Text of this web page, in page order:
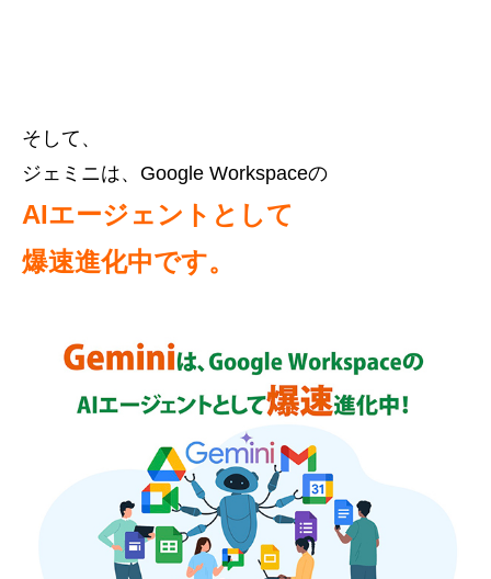
そして、
ジェミニは、Google Workspaceの
AIエージェントとして
爆速進化中です。